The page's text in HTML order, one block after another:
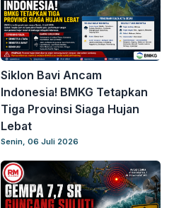
Siklon Bavi Ancam
Indonesia! BMKG Tetapkan
Tiga Provinsi Siaga Hujan
Lebat
Senin, 06 Juli 2026